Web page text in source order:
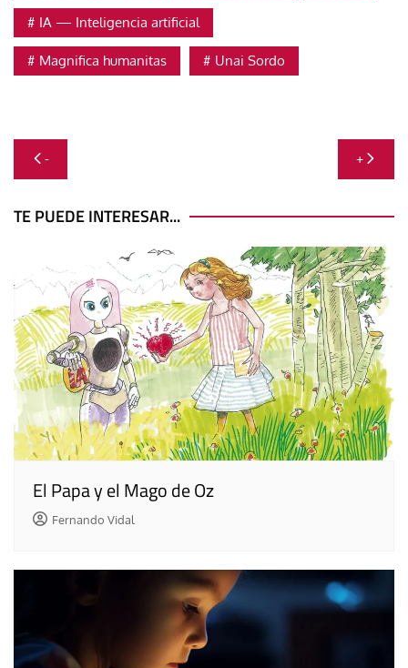
IA — Inteligencia artificial
Magnifica humanitas Unai Sordo
Navegación
de
entradas
- +
TE PUEDE INTERESAR...
El Papa y el Mago de Oz
Fernando Vidal